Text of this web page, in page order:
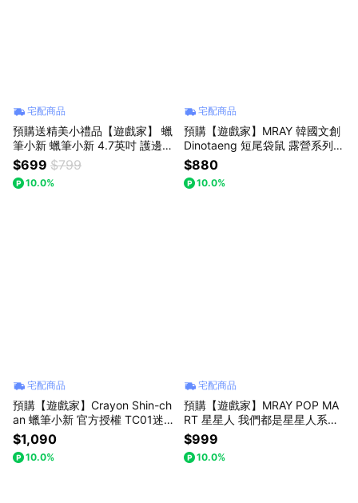
宅配商品
預購送精美小禮品【遊戲家】 蠟
筆小新 蠟筆小新 4.7英吋 護邊碗
飯碗 小碗最新款 (不挑款不挑色
出貨)
$699 $799
10.0%
宅配商品
預購【遊戲家】MRAY 韓國文創
Dinotaeng 短尾袋鼠 露營系列
盲盒 - 1 入
$880
10.0%
宅配商品
預購【遊戲家】Crayon Shin-ch
an 蠟筆小新 官方授權 TC01迷
你簡易便攜式相機-白色/綠色
$1,090
10.0%
宅配商品
預購【遊戲家】MRAY POP MA
RT 星星人 我們都是星星人系列
盲盒
$999
10.0%